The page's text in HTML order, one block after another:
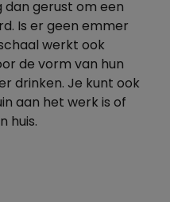
dan gerust om een
Is er geen emmer
werkt ook
de vorm van hun
drinken. Je kunt ook
aan het werk is of
huis.